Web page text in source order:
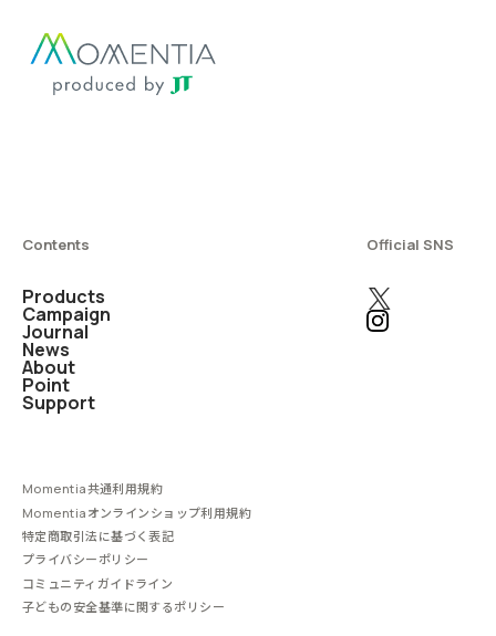
Contents
Products
Campaign
Journal
News
About
Point
Support
Official SNS
Momentia共通利用規約
Momentiaオンラインショップ利用規約
特定商取引法に基づく表記
プライバシーポリシー
コミュニティガイドライン
子どもの安全基準に関するポリシー